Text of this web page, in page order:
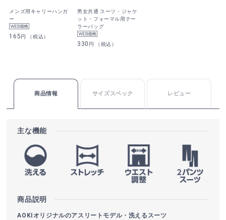
メンズ用キャリーハンガ
ー
165円 （税込）
男女共通 スーツ・ジャケ
ット・フォーマル用テー
ラーバッグ
330 円 （税込）
商品情報 サイズスペック レビュー
主な機能
商品説明
AOKIオリジナルのアスリートモデル・洗えるスーツ